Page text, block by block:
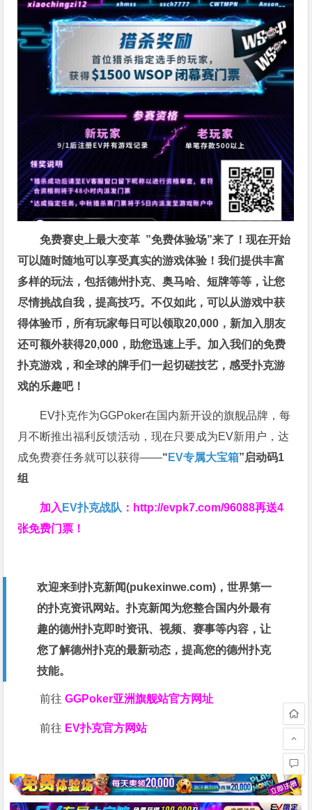
免费赛史上最大变革 ”免费体验场”来了！现在开始
可以随时随地可以享受真实的游戏体验！我们提供丰富
多样的玩法，包括德州扑克、奥马哈、短牌等等，让您
尽情挑战自我，提高技巧。不仅如此， 可以从游戏中获
得体验币，所有玩家每日可以领取20,000，新加入朋友
还可额外获得20,000，助您迅速上手。 加入我们的免费
扑克游戏，和全球的牌手们一起切磋技艺，感受扑克游
戏的乐趣吧！
EV扑克作为GGPoker在国内新开设的旗舰品牌，每
月不断推出福利反馈活动，现在只要成为EV新用户，达
成免费赛任务就可以获得——“ EV专属大宝箱”启动码1
组
加入 EV扑克战队 ： http://evpk7.com/96088再送4
张免费门票！
欢迎来到扑克新闻(pukexinwe.com)，世界第一
的扑克资讯网站。扑克新闻为您整合国内外最有
趣的德州扑克即时资讯、视频、赛事等内容，让
您了解德州扑克的最新动态，提高您的德州扑克
技能。
前往GGPoker亚洲旗舰站官方网址
前往 EV扑克官方网站